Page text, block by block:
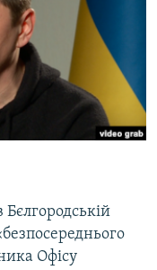
Бєлгородській
Офісу